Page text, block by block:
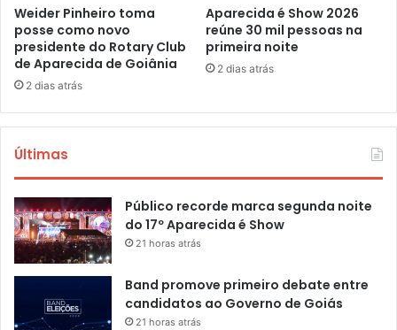
Weider Pinheiro toma
posse como novo
presidente do Rotary Club
de Aparecida de Goiânia
2 dias atrás
Aparecida é Show 2026
reúne 30 mil pessoas na
primeira noite
2 dias atrás
Últimas
Público recorde marca segunda noite
do 17º Aparecida é Show
21 horas atrás
Band promove primeiro debate entre
candidatos ao Governo de Goiás
21 horas atrás